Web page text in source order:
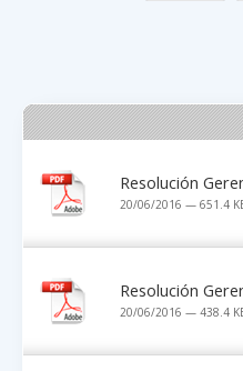
Resolución
20/06/2016 — 651.4
Resolución
20/06/2016 — 438.4